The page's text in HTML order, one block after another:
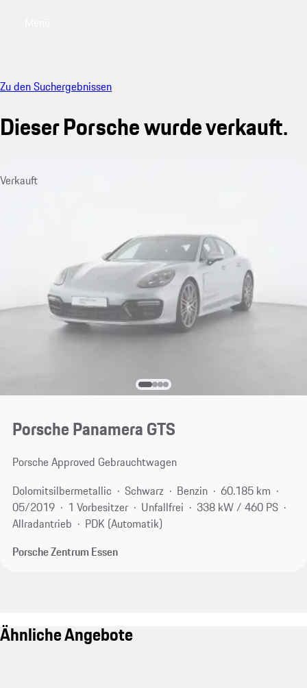
Zu den Suchergebnissen
Dieser Porsche wurde verkauft.
Verkauft
Porsche Panamera GTS
Porsche Approved Gebrauchtwagen
Dolomitsilbermetallic
Schwarz Benzin
60.185 km
05/2019
1 Vorbesitzer Unfallfrei
338 kW / 460 PS
Allradantrieb
PDK (Automatik)
Porsche Zentrum Essen
Ähnliche Angebote